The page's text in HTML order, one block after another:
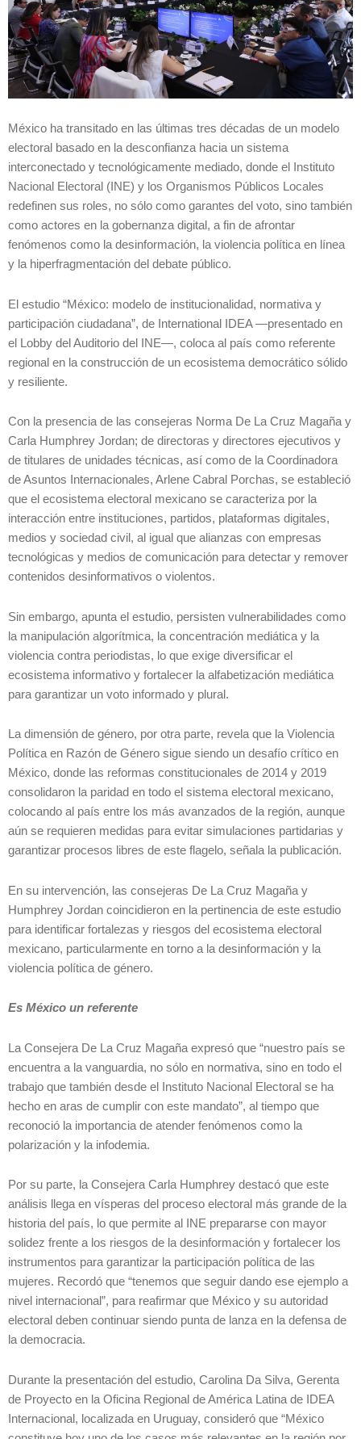
México ha transitado en las últimas tres décadas de un modelo
electoral basado en la desconfianza hacia un sistema
interconectado y tecnológicamente mediado, donde el Instituto
Nacional Electoral (INE) y los Organismos Públicos Locales
redefinen sus roles, no sólo como garantes del voto, sino también
como actores en la gobernanza digital, a fin de afrontar
fenómenos como la desinformación, la violencia política en línea
y la hiperfragmentación del debate público.
El estudio “México: modelo de institucionalidad, normativa y
participación ciudadana”, de International IDEA —presentado en
el Lobby del Auditorio del INE—, coloca al país como referente
regional en la construcción de un ecosistema democrático sólido
y resiliente.
Con la presencia de las consejeras Norma De La Cruz Magaña y
Carla Humphrey Jordan; de directoras y directores ejecutivos y
de titulares de unidades técnicas, así como de la Coordinadora
de Asuntos Internacionales, Arlene Cabral Porchas, se estableció
que el ecosistema electoral mexicano se caracteriza por la
interacción entre instituciones, partidos, plataformas digitales,
medios y sociedad civil, al igual que alianzas con empresas
tecnológicas y medios de comunicación para detectar y remover
contenidos desinformativos o violentos.
Sin embargo, apunta el estudio, persisten vulnerabilidades como
la manipulación algorítmica, la concentración mediática y la
violencia contra periodistas, lo que exige diversificar el
ecosistema informativo y fortalecer la alfabetización mediática
para garantizar un voto informado y plural.
La dimensión de género, por otra parte, revela que la Violencia
Política en Razón de Género sigue siendo un desafío crítico en
México, donde las reformas constitucionales de 2014 y 2019
consolidaron la paridad en todo el sistema electoral mexicano,
colocando al país entre los más avanzados de la región, aunque
aún se requieren medidas para evitar simulaciones partidarias y
garantizar procesos libres de este flagelo, señala la publicación.
En su intervención, las consejeras De La Cruz Magaña y
Humphrey Jordan coincidieron en la pertinencia de este estudio
para identificar fortalezas y riesgos del ecosistema electoral
mexicano, particularmente en torno a la desinformación y la
violencia política de género.
Es México un referente
La Consejera De La Cruz Magaña expresó que “nuestro país se
encuentra a la vanguardia, no sólo en normativa, sino en todo el
trabajo que también desde el Instituto Nacional Electoral se ha
hecho en aras de cumplir con este mandato”, al tiempo que
reconoció la importancia de atender fenómenos como la
polarización y la infodemia.
Por su parte, la Consejera Carla Humphrey destacó que este
análisis llega en vísperas del proceso electoral más grande de la
historia del país, lo que permite al INE prepararse con mayor
solidez frente a los riesgos de la desinformación y fortalecer los
instrumentos para garantizar la participación política de las
mujeres. Recordó que “tenemos que seguir dando ese ejemplo a
nivel internacional”, para reafirmar que México y su autoridad
electoral deben continuar siendo punta de lanza en la defensa de
la democracia.
Durante la presentación del estudio, Carolina Da Silva, Gerenta
de Proyecto en la Oficina Regional de América Latina de IDEA
Internacional, localizada en Uruguay, consideró que “México